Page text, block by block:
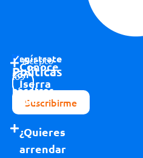
Regístrate
con
nosotros
Acepto
los
términos y
condiciones
Suscribirme
Conoce
Iserra
100
¿Quieres
arrendar
Políticas